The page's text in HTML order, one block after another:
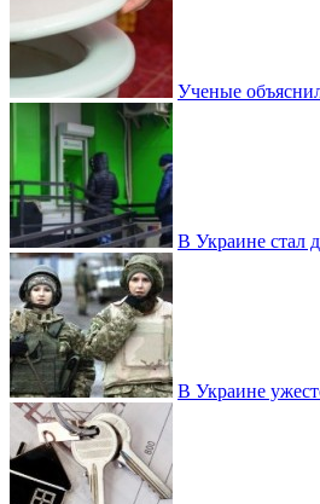
Ученые
В Украине стал
В Украине